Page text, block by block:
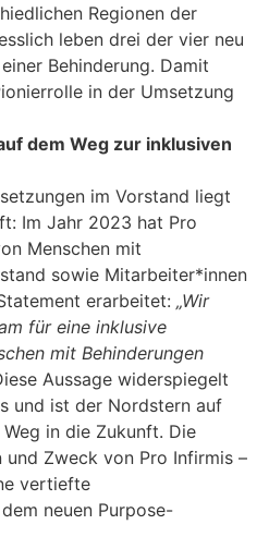
Regionen der
leben drei der vier neu
Behinderung. Damit
in der Umsetzung
dem Weg zur inklusiven
im Vorstand liegt
Im Jahr 2023 hat Pro
Menschen mit
sowie Mitarbeiter*innen
erarbeitet: „Wir
für eine inklusive
mit Behinderungen
Aussage widerspiegelt
und ist der Nordstern auf
in die Zukunft. Die
und Zweck von Pro Infirmis –
vertiefte
neuen Purpose-